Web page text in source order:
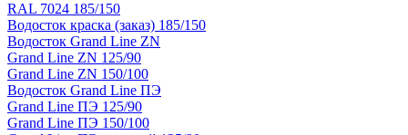
RAL 7024 185/150
Водосток краска (заказ) 185/150
Водосток Grand Line ZN
Grand Line ZN 125/90
Grand Line ZN 150/100
Водосток Grand Line ПЭ
Grand Line ПЭ 125/90
Grand Line ПЭ 150/100